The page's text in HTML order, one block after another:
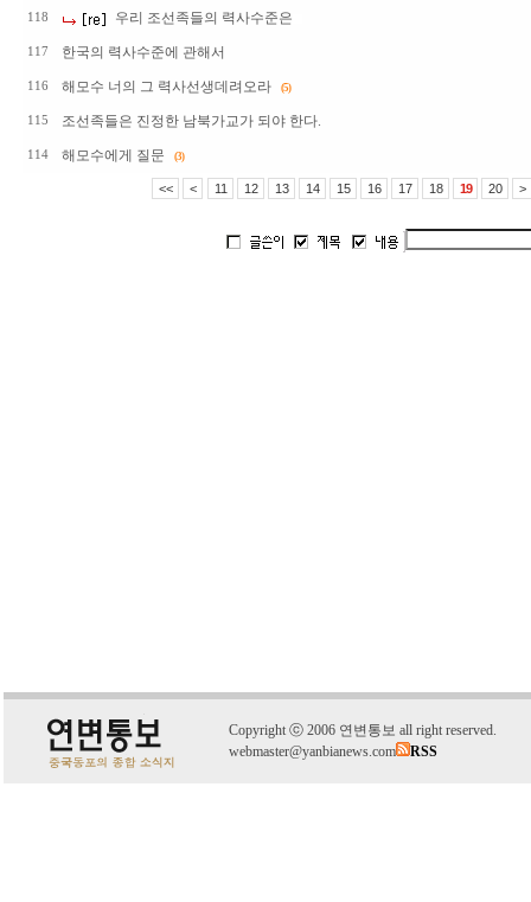
118 우리 조선족들의 력사수준은
117 한국의 력사수준에 관해서
116 해모수 너의 그 력사선생데려오라 (5)
115 조선족들은 진정한 남북가교가 되야 한다.
114 해모수에게 질문 (3)
<< < 11 12 13 14 15 16 17 18 19 20 >
Copyright ⓒ 2006 연변통보 all right reserved.
webmaster@yanbianews.com
RSS